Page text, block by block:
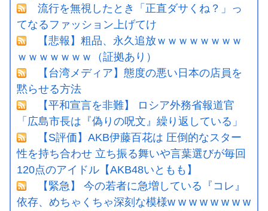
流行を無視したとき「正直ダサくね？」っ
てなるファッション上げてけ
【悲報】粗品、永久追放ｗｗｗｗｗｗｗｗ
ｗｗｗｗｗｗｗ（証拠あり）
【台湾メディア】態度の悪い日本の店員を
黙らせる方法
【平和宣言を非難】 ロシア外務省報道官
「広島市長は『偽りの呪文』繰り返している」
【S評価】AKB伊藤百花は 圧倒的なスター
性を持ち合わせ 立ち振る舞いや言葉選びが毎回
120点のアイドル【AKB48いともも】
【緊急】 今の若者に急増している『コレ』
依存、めちゃくちゃ深刻な模様w w w w w w w w